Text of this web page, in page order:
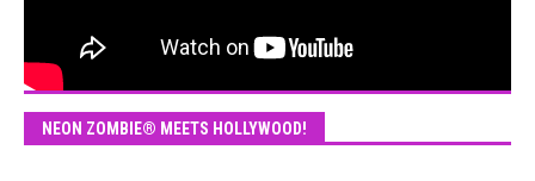
NEON ZOMBIE® MEETS HOLLYWOOD!